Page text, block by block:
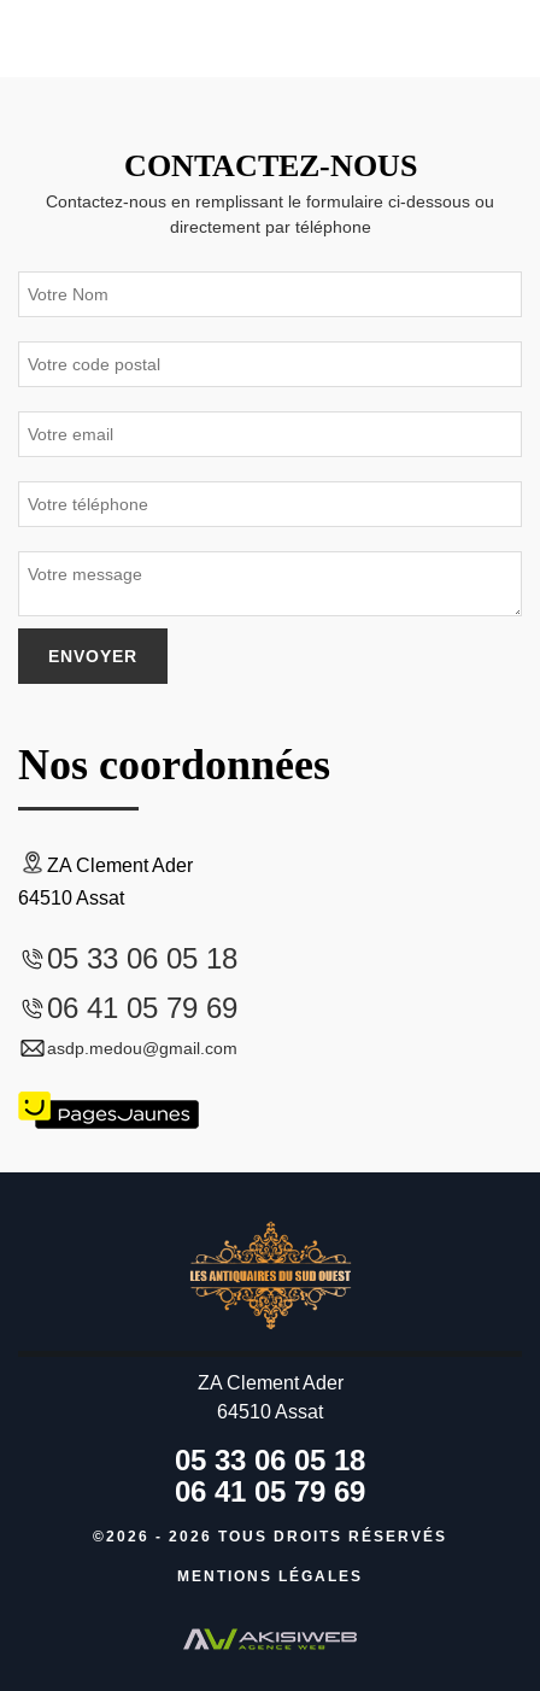
CONTACTEZ-NOUS
Contactez-nous en remplissant le formulaire ci-dessous ou
directement par téléphone
Nos coordonnées
ZA Clement Ader
64510 Assat
05 33 06 05 18
06 41 05 79 69
asdp.medou@gmail.com
ZA Clement Ader
64510 Assat
05 33 06 05 18
06 41 05 79 69
©2026 - 2026 TOUS DROITS RÉSERVÉS
MENTIONS LÉGALES